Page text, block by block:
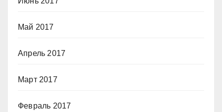
Май 2017
Апрель 2017
Март 2017
Февраль 2017